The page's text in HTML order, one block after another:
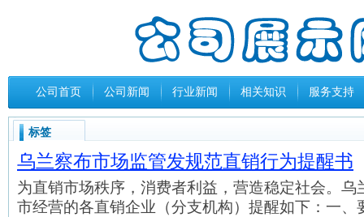
公司首页 公司新闻 行业新闻 相关知识 服务支持
标签
乌兰察布市场监管发规范直销行为提醒书
为直销市场秩序，消费者利益，营造稳定社会。乌
市经营的各直销企业（分支机构）提醒如下：一、